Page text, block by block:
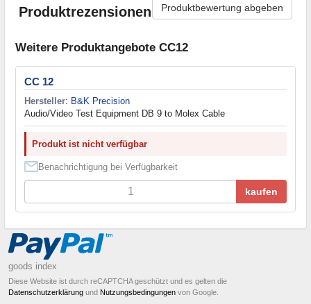
Produktrezensionen Produktbewertung abgeben
Weitere Produktangebote CC12
CC 12
Hersteller: B&K Precision
Audio/Video Test Equipment DB 9 to Molex Cable
Produkt ist nicht verfügbar
Benachrichtigung bei Verfügbarkeit
kaufen
goods index
Diese Website ist durch reCAPTCHA geschützt und es gelten die
Datenschutzerklärung und Nutzungsbedingungen von Google.